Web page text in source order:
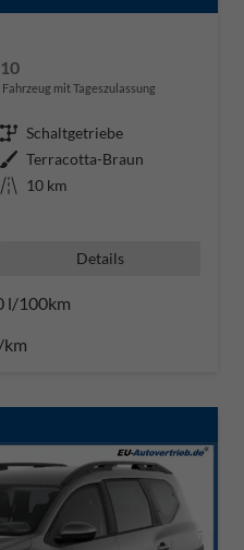
Fahrzeug mit Tageszulassung
Getriebe Schaltgetriebe
Außenfarbe Terracotta-Braun
Kilometerstand 10 km
Details
l/100km
km